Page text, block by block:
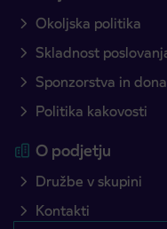
Okoljska politika
Skladnost
Sponzorstva in
Politika kakovosti
O podjetju
Družbe v skupini
Kontakti